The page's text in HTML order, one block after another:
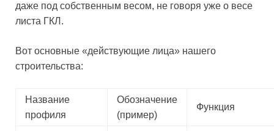
даже под собственным весом, не говоря уже о весе
листа ГКЛ.
Вот основные «действующие лица» нашего
строительства:
Название
профиля
Обозначение
(пример)
Функция